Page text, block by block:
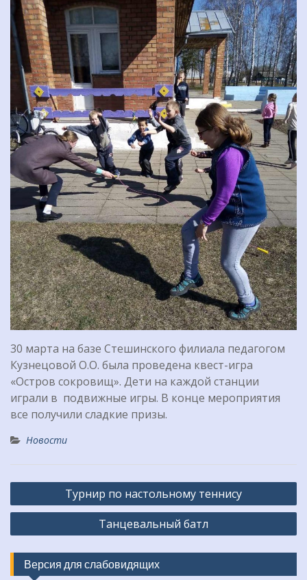
30 марта на базе Стешинского филиала педагогом
Кузнецовой О.О. была проведена квест-игра
«Остров сокровищ». Дети на каждой станции
играли в подвижные игры. В конце мероприятия
все получили сладкие призы.
Новости
Навигация
по
Турнир по настольному теннису
Танцевальный батл
Версия для слабовидящих